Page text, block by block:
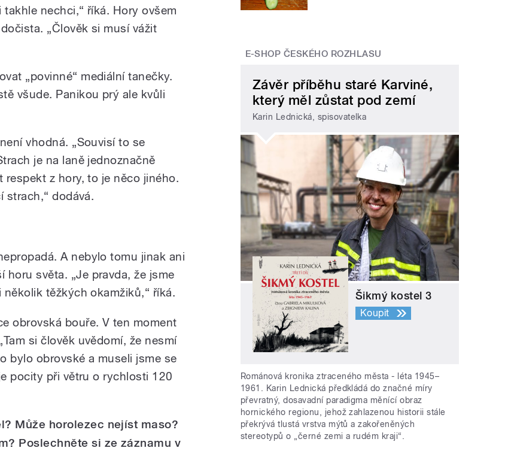
takhle nechci,“ říká. Hory ovšem
„Člověk si musí vážit
„povinné“ mediální tanečky.
všude. Panikou prý ale kvůli
vhodná. „Souvisí to se
je na laně jednoznačně
respekt z hory, to je něco jiného.
strach,“ dodává.
A nebylo tomu jinak ani
světa. „Je pravda, že jsme
těžkých okamžiků,“ říká.
obrovská bouře. V ten moment
si člověk uvědomí, že nesmí
bylo obrovské a museli jsme se
pocity při větru o rychlosti 120
Může horolezec nejíst maso?
Poslechněte si ze záznamu v
E-SHOP ČESKÉHO ROZHLASU
Závěr příběhu staré Karviné,
který měl zůstat pod zemí
Karin Lednická, spisovatelka
Šikmý kostel 3
Koupit
Románová kronika ztraceného města - léta 1945–
1961. Karin Lednická předkládá do značné míry
převratný, dosavadní paradigma měnící obraz
hornického regionu, jehož zahlazenou historii stále
překrývá tlustá vrstva mýtů a zakořeněných
stereotypů o „černé zemi a rudém kraji“.